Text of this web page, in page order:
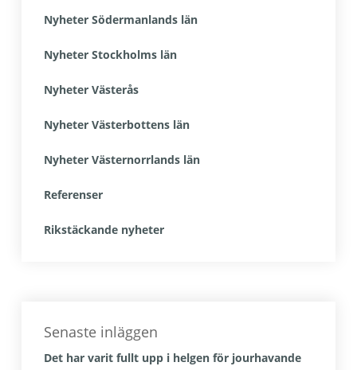
Nyheter Södermanlands län
Nyheter Stockholms län
Nyheter Västerås
Nyheter Västerbottens län
Nyheter Västernorrlands län
Referenser
Rikstäckande nyheter
Senaste inläggen
Det har varit fullt upp i helgen för jourhavande